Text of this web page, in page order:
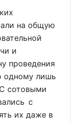
на общую
и
проведения
одному лишь
сотовыми
с
их даже в